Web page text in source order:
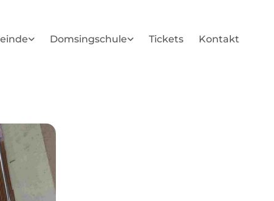
Domsingschule Tickets Kontakt